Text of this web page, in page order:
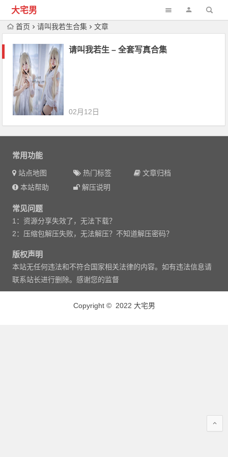
大宅男
首页 请叫我若生合集 文章
请叫我若生 – 全套写真合集
02月12日
常用功能
站点地图 热门标签
文章归档
本站帮助
解压说明
常见问题
1：资源分享失效了，无法下载？
2：压缩包解压失败，无法解压？不知道解压密码？
版权声明
本站无任何违法和不符合国家相关法律的内容。如有违法信息请
联系站长进行删除。感谢您的监督
Copyright © 2022 大宅男